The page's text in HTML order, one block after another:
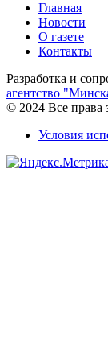
Главная
Новости
О газете
Контакты
Разработка и
агентство
© 2024 Все права
Условия